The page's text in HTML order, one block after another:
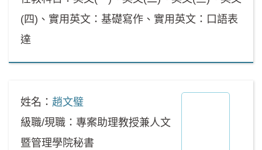
(四)、實用英文：基礎寫作、實用英文：口語表
達
姓名： 趙文璧
級職/現職：專案助理教授兼人文
暨管理學院秘書